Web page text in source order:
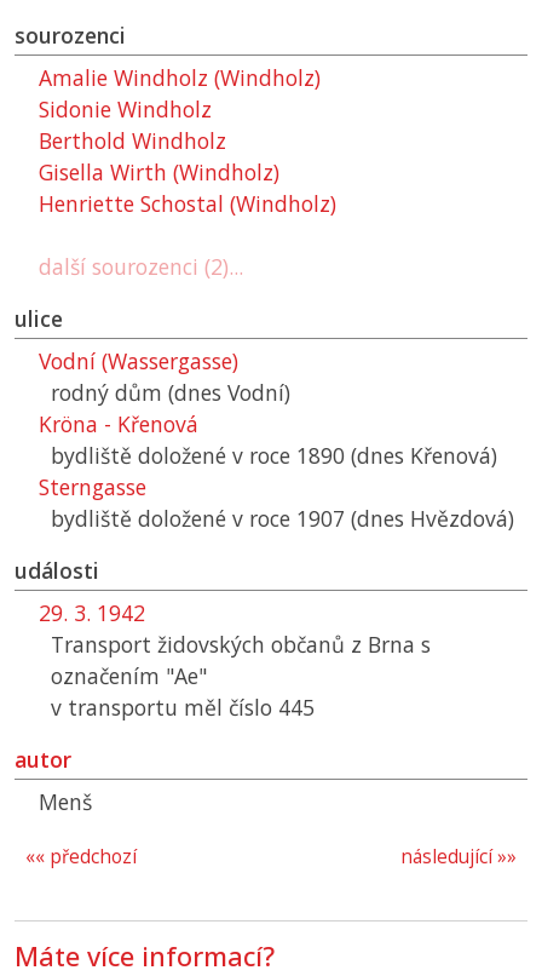
sourozenci
Amalie Windholz (Windholz)
Sidonie Windholz
Berthold Windholz
Gisella Wirth (Windholz)
Henriette Schostal (Windholz)
další sourozenci (2)...
ulice
Vodní (Wassergasse)
rodný dům (dnes Vodní)
Kröna - Křenová
bydliště doložené v roce 1890 (dnes Křenová)
Sterngasse
bydliště doložené v roce 1907 (dnes Hvězdová)
události
29. 3. 1942
Transport židovských občanů z Brna s
označením "Ae"
v transportu měl číslo 445
autor
Menš
následující »»
«« předchozí
Máte více informací?